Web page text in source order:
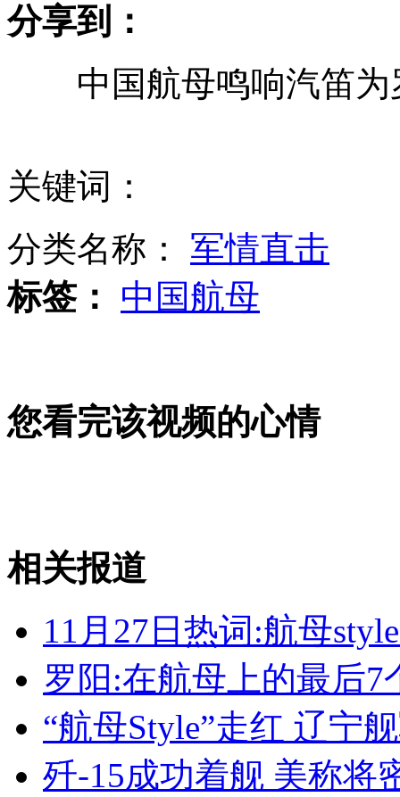
北京火锅店多用管道燃气电磁炉
专家解码首列高寒高铁列车防寒设计
社会各界吊唁罗阳 生前不摆架子
雷霆主场斩山猫 送对手耻辱纪录
女孩北京地铁殴打老人 痛下狠手拳打脚踢
无痛分娩是否安全 医生回应
外交部：反对强权政治霸凌主义
外交部：有关国家言论片面不公正
分享到：
中国航母鸣响汽笛为
关键词：
分类名称： 军情直击
标签：
中国航母
您看完该视频的心情
相关报道
11月27日热词:航母
罗阳:在航母上的最后7
“航母Style”走红 辽宁
歼-15成功着舰 美称将